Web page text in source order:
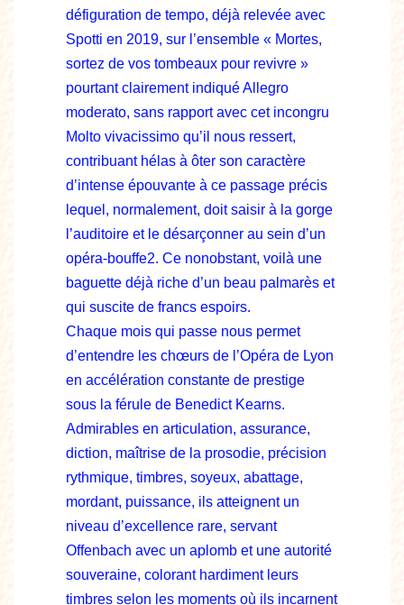
défiguration de tempo, déjà relevée avec
Spotti en 2019, sur l’ensemble « Mortes,
sortez de vos tombeaux pour revivre »
pourtant clairement indiqué Allegro
moderato, sans rapport avec cet incongru
Molto vivacissimo qu’il nous ressert,
contribuant hélas à ôter son caractère
d’intense épouvante à ce passage précis
lequel, normalement, doit saisir à la gorge
l’auditoire et le désarçonner au sein d’un
opéra-bouffe2. Ce nonobstant, voilà une
baguette déjà riche d’un beau palmarès et
qui suscite de francs espoirs.
Chaque mois qui passe nous permet
d’entendre les chœurs de l’Opéra de Lyon
en accélération constante de prestige
sous la férule de Benedict Kearns.
Admirables en articulation, assurance,
diction, maîtrise de la prosodie, précision
rythmique, timbres, soyeux, abattage,
mordant, puissance, ils atteignent un
niveau d’excellence rare, servant
Offenbach avec un aplomb et une autorité
souveraine, colorant hardiment leurs
timbres selon les moments où ils incarnent